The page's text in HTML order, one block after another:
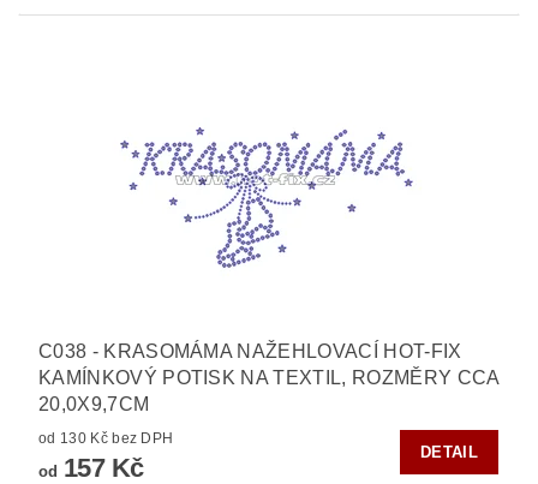
C038 - KRASOMÁMA NAŽEHLOVACÍ HOT-FIX
KAMÍNKOVÝ POTISK NA TEXTIL, ROZMĚRY CCA
20,0X9,7CM
od 130 Kč bez DPH
od 157 Kč
DETAIL